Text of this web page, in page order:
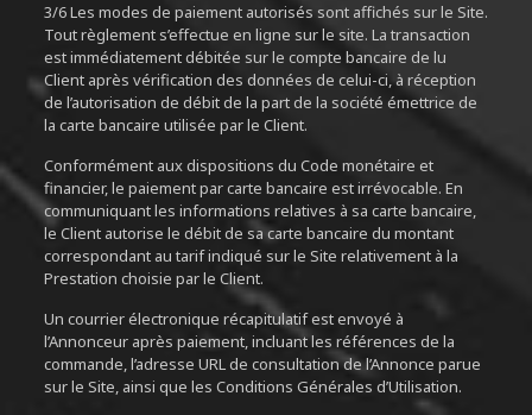
3/6 Les modes de paiement autorisés sont affichés sur le Site.
Tout règlement s’effectue en ligne sur le site. La transaction
est immédiatement débitée sur le compte bancaire de lu
Client après vérification des données de celui-ci, à réception
de l’autorisation de débit de la part de la société émettrice de
la carte bancaire utilisée par le Client.
Conformément aux dispositions du Code monétaire et
financier, le paiement par carte bancaire est irrévocable. En
communiquant les informations relatives à sa carte bancaire,
le Client autorise le débit de sa carte bancaire du montant
correspondant au tarif indiqué sur le Site relativement à la
Prestation choisie par le Client.
Un courrier électronique récapitulatif est envoyé à
l’Annonceur après paiement, incluant les références de la
commande, l’adresse URL de consultation de l’Annonce parue
sur le Site, ainsi que les Conditions Générales d’Utilisation.